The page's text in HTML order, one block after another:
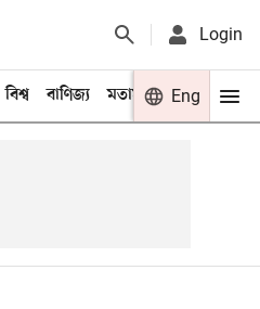
Login
বিশ্ব বাণিজ্য মতামত খেলা
Eng